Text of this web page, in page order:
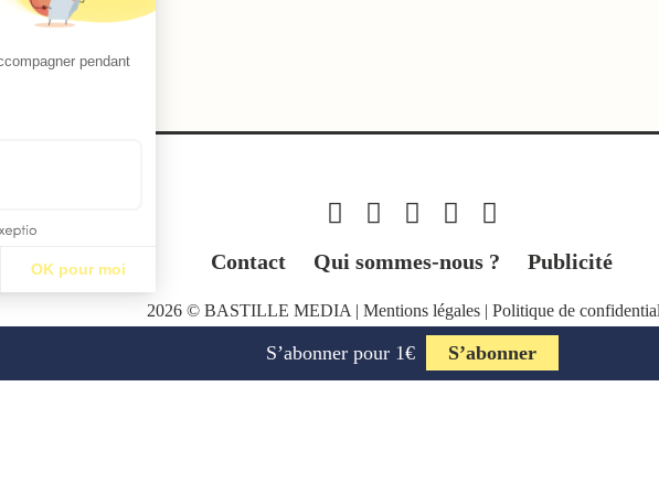
Contact Qui sommes-nous ? Publicité
2026 © BASTILLE MEDIA | Mentions légales| Politique de
S’abonner pour 1€ S’abonner